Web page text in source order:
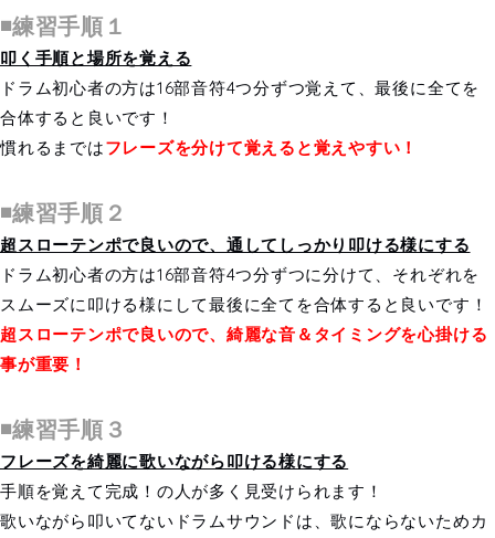
◾️練習手順１
叩く手順と場所を覚える
ドラム初心者の方は16部音符4つ分ずつ覚えて、最後に全てを
合体すると良いです！
慣れるまではフレーズを分けて覚えると覚えやすい！
◾️練習手順２
超スローテンポで良いので、通してしっかり叩ける様にする
ドラム初心者の方は16部音符4つ分ずつに分けて、それぞれを
スムーズに叩ける様にして最後に全てを合体すると良いです！
超スローテンポで良いので、綺麗な音＆タイミングを心掛ける
事が重要！
◾️練習手順３
フレーズを綺麗に歌いながら叩ける様にする
手順を覚えて完成！の人が多く見受けられます！
歌いながら叩いてないドラムサウンドは、歌にならないためカ